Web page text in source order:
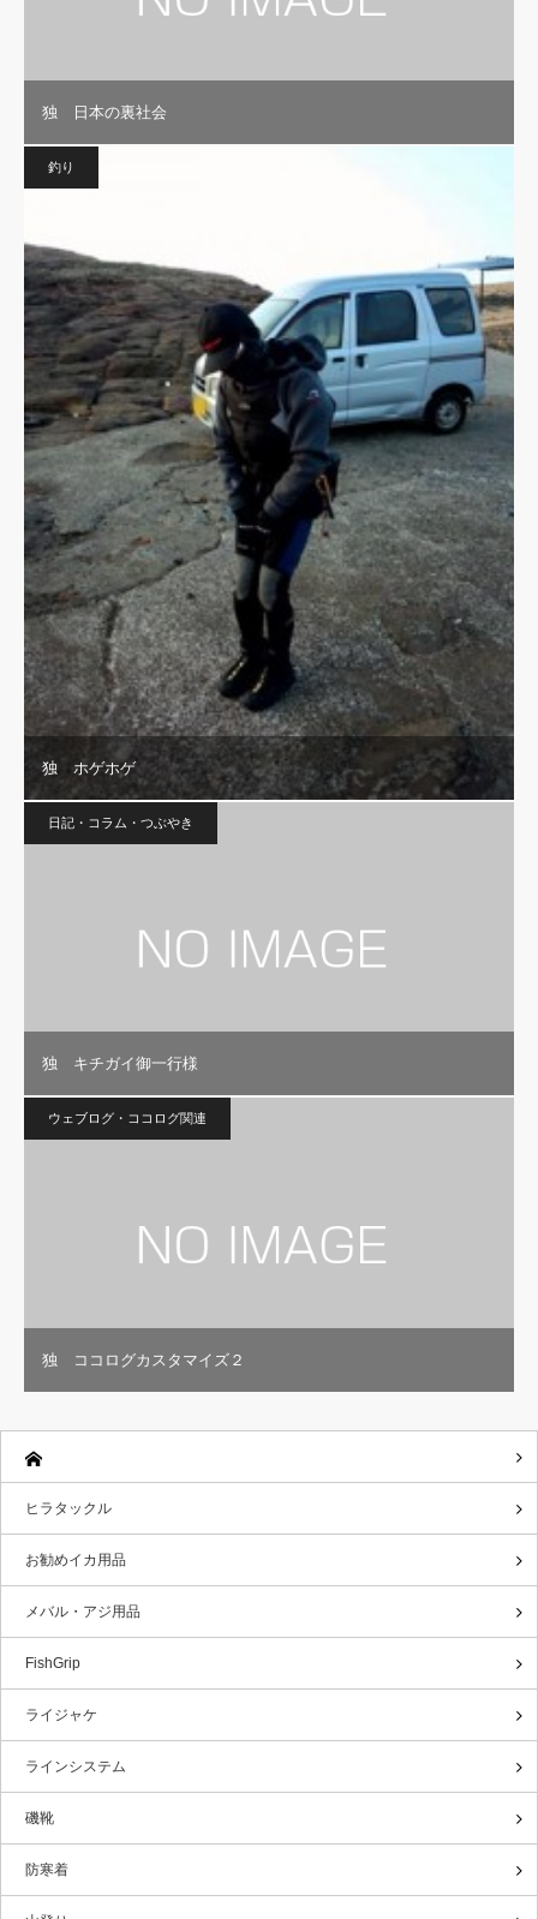
独 日本の裏社会
釣り
独 ホゲホゲ
日記・コラム・つぶやき
独 キチガイ御一行様
ウェブログ・ココログ関連
独 ココログカスタマイズ２
ヒラタックル
お勧めイカ用品
メバル・アジ用品
FishGrip
ライジャケ
ラインシステム
磯靴
防寒着